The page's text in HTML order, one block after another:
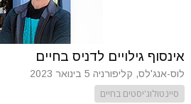
אינסוף גילויים לדניס בחיים
לוס-אנג'לס, קליפורניה 5 בינואר 2023
סיינטולוג'יסטים בחיים